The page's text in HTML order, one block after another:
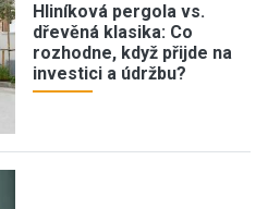
Hliníková pergola vs.
dřevěná klasika: Co
rozhodne, když přijde na
investici a údržbu?